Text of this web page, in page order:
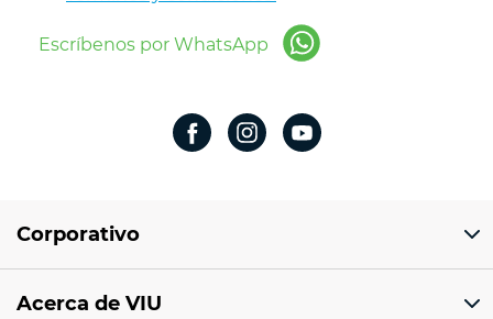
Escríbenos por WhatsApp
Corporativo
Av 18 de marzo # 309. Colonia la Nogalera.
Acerca de VIU